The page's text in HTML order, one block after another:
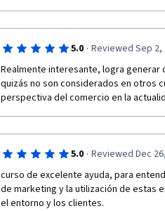
5.0 · Reviewed Sep 2,
Realmente interesante, logra
quizás no son considerados en otros
perspectiva del comercio en la
5.0 · Reviewed Dec
curso de excelente ayuda, para
de marketing y la utilización de estas
el entorno y los clientes.